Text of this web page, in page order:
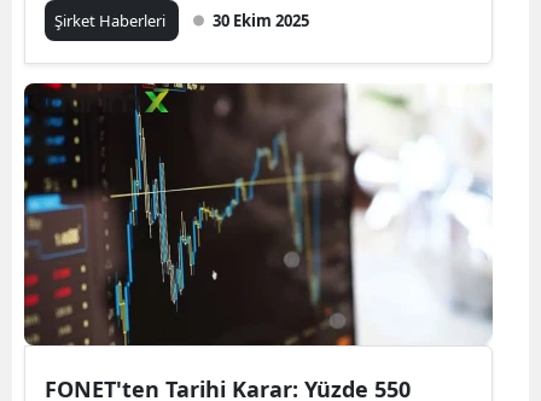
Şirket Haberleri 30 Ekim 2025
FONET'ten Tarihi Karar: Yüzde 550